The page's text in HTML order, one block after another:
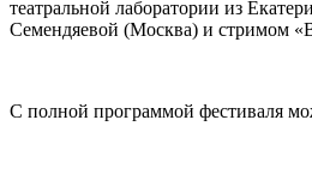
театральной лаборатории из
Семендяевой (Москва) и стримом
С полной программой фестиваля